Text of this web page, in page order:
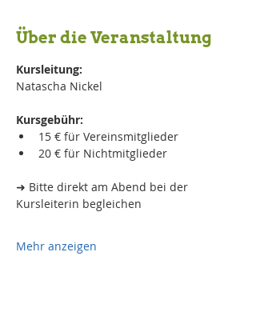
Über die Veranstaltung
Kursleitung:
Natascha Nickel
Kursgebühr:
15 € für Vereinsmitglieder
20 € für Nichtmitglieder
➜ Bitte direkt am Abend bei der
Kursleiterin begleichen
Mehr anzeigen